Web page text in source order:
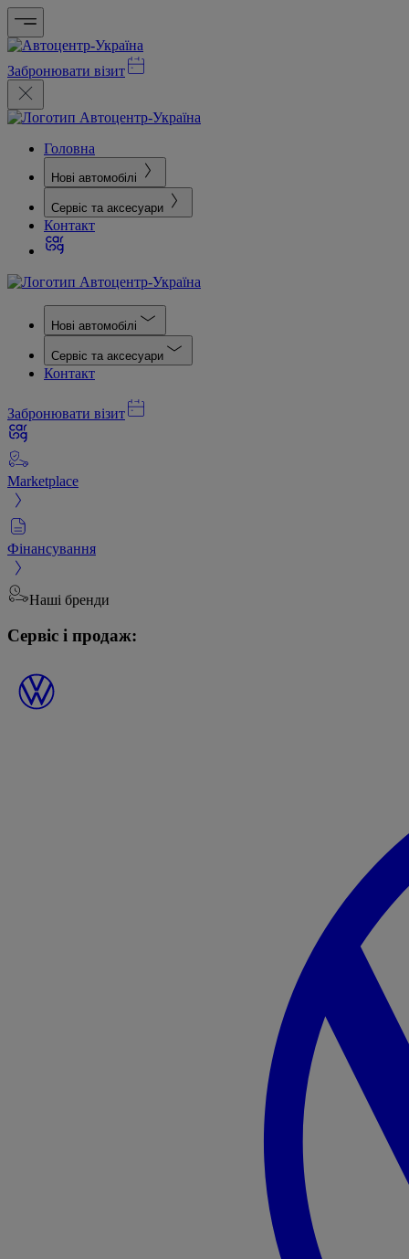
Забронювати візит
Головна
Нові автомобілі
Сервіс та аксесуари
Контакт
Нові автомобілі
Сервіс та аксесуари
Контакт
Забронювати візит
Marketplace
Фінансування
Наші бренди
Сервіс і продаж: